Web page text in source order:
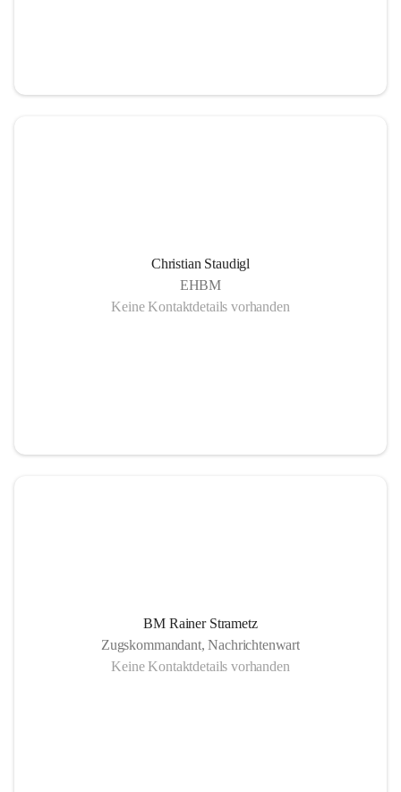
Christian Staudigl
EHBM
Keine Kontaktdetails vorhanden
BM Rainer Strametz
Zugskommandant, Nachrichtenwart
Keine Kontaktdetails vorhanden